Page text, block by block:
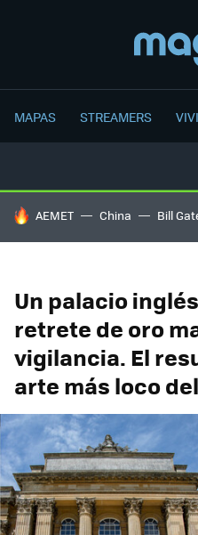
MAPAS STREAMERS
HOY SE HABLA DE
AEMET China Bill
Un palacio
retrete de oro
vigilancia. El
arte más loco